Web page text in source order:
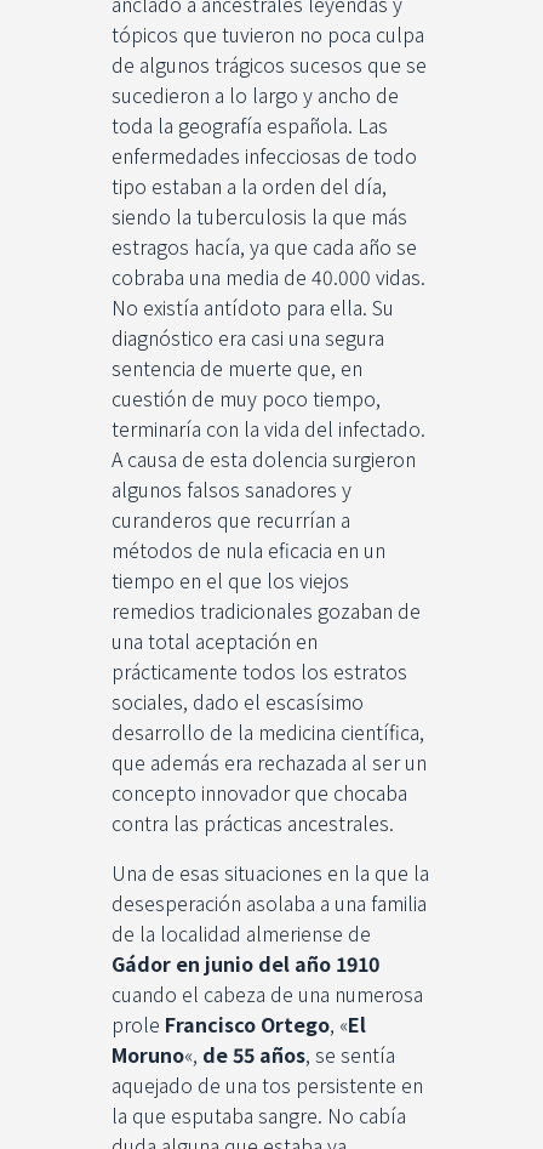
tópicos que tuvieron no poca culpa
de algunos trágicos sucesos que se
sucedieron a lo largo y ancho de
toda la geografía española. Las
enfermedades infecciosas de todo
tipo estaban a la orden del día,
siendo la tuberculosis la que más
estragos hacía, ya que cada año se
cobraba una media de 40.000 vidas.
No existía antídoto para ella. Su
diagnóstico era casi una segura
sentencia de muerte que, en
cuestión de muy poco tiempo,
terminaría con la vida del infectado.
A causa de esta dolencia surgieron
algunos falsos sanadores y
curanderos que recurrían a
métodos de nula eficacia en un
tiempo en el que los viejos
remedios tradicionales gozaban de
una total aceptación en
prácticamente todos los estratos
sociales, dado el escasísimo
desarrollo de la medicina científica,
que además era rechazada al ser un
concepto innovador que chocaba
contra las prácticas ancestrales.
Una de esas situaciones en la que la
desesperación asolaba a una familia
de la localidad almeriense de
Gádor en junio del año 1910
cuando el cabeza de una numerosa
prole Francisco Ortego, «El
Moruno«, de 55 años, se sentía
aquejado de una tos persistente en
la que esputaba sangre. No cabía